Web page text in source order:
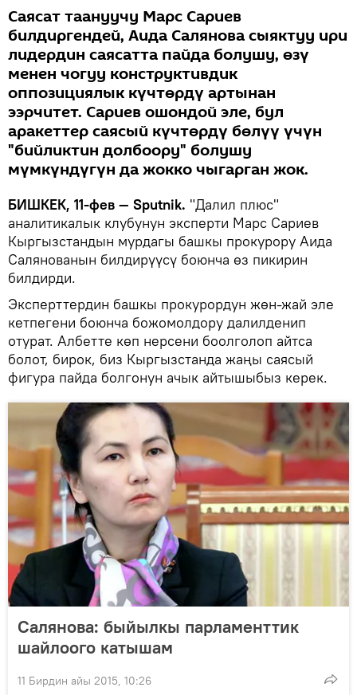
Саясат таануучу Марс Сариев
билдиргендей, Аида Салянова сыяктуу ири
лидердин саясатта пайда болушу, өзү
менен чогуу конструктивдик
оппозициялык күчтөрдү артынан
ээрчитет. Сариев ошондой эле, бул
аракеттер саясый күчтөрдү бөлүү үчүн
"бийликтин долбоору" болушу
мүмкүндүгүн да жокко чыгарган жок.
БИШКЕК, 11-фев — Sputnik. "Далил плюс"
аналитикалык клубунун эксперти Марс Сариев
Кыргызстандын мурдагы башкы прокурору Аида
Салянованын билдирүүсү боюнча өз пикирин
билдирди.
Эксперттердин башкы прокурордун жөн-жай эле
кетпегени боюнча божомолдору далилденип
отурат. Албетте көп нерсени боолголоп айтса
болот, бирок, биз Кыргызстанда жаңы саясый
фигура пайда болгонун ачык айтышыбыз керек.
Cалянова: быйылкы парламенттик
шайлоого катышам
11 Бирдин айы 2015, 10:26